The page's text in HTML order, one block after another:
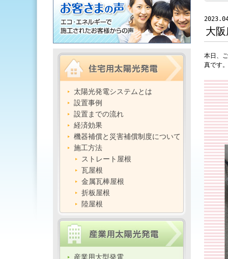
太陽光発電システムとは
設置事例
設置までの流れ
経済効果
機器補償と災害補償制度について
施工方法
ストレート屋根
瓦屋根
金属瓦棒屋根
折板屋根
陸屋根
産業用大型発電
大
本日、
真です。